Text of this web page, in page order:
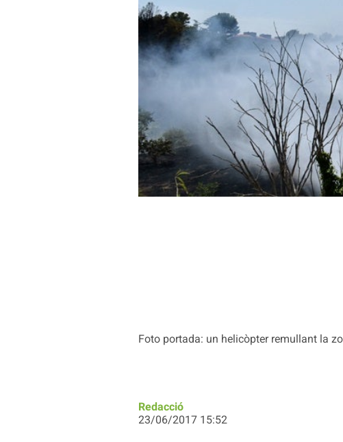
Foto portada: un helicòpter remullant la
Redacció
23/06/2017 15:52